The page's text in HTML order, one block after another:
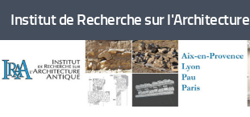
Skip to content